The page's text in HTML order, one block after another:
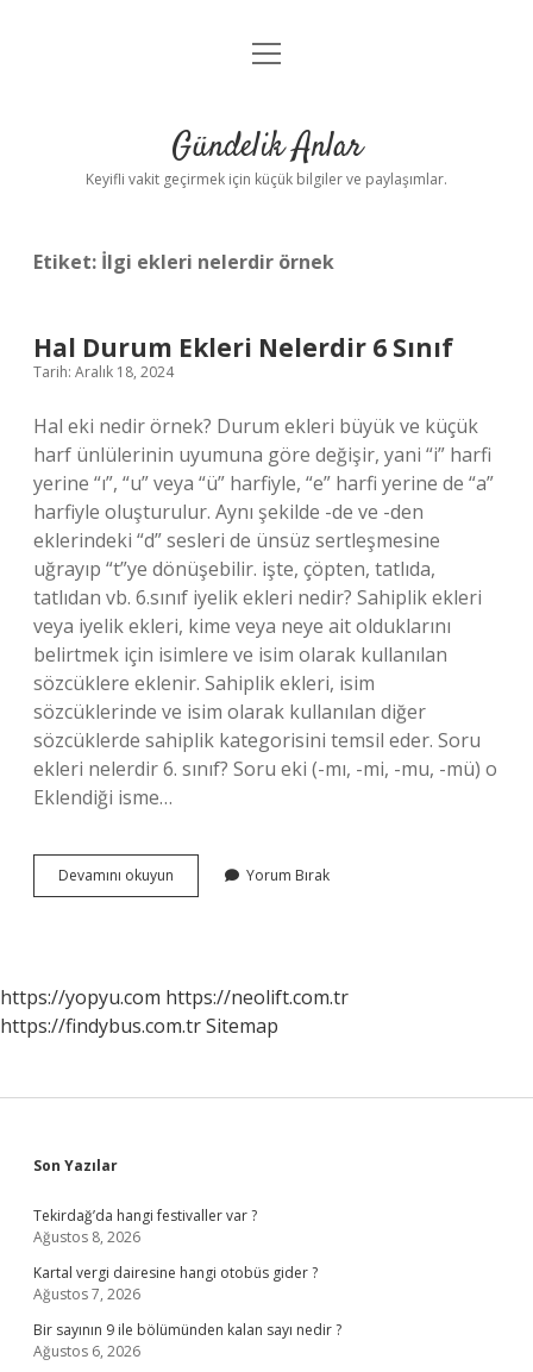
Anasayfa
Yasal Uyarı
menüyü
Gündelik Anlar
Keyifli vakit geçirmek için küçük bilgiler ve paylaşımlar.
Etiket: İlgi ekleri nelerdir örnek
Hal Durum Ekleri Nelerdir 6 Sınıf
Tarih: Aralık 18, 2024
Hal eki nedir örnek? Durum ekleri büyük ve küçük
harf ünlülerinin uyumuna göre değişir, yani “i” harfi
yerine “ı”, “u” veya “ü” harfiyle, “e” harfi yerine de “a”
harfiyle oluşturulur. Aynı şekilde -de ve -den
eklerindeki “d” sesleri de ünsüz sertleşmesine
uğrayıp “t”ye dönüşebilir. işte, çöpten, tatlıda,
tatlıdan vb. 6.sınıf iyelik ekleri nedir? Sahiplik ekleri
veya iyelik ekleri, kime veya neye ait olduklarını
belirtmek için isimlere ve isim olarak kullanılan
sözcüklere eklenir. Sahiplik ekleri, isim
sözcüklerinde ve isim olarak kullanılan diğer
sözcüklerde sahiplik kategorisini temsil eder. Soru
ekleri nelerdir 6. sınıf? Soru eki (-mı, -mi, -mu, -mü) o
Eklendiği isme…
Devamını okuyun
Durum
Yorum Bırak
https://yopyu.com https://neolift.com.tr
https://findybus.com.trSitemap
Sidebar
Son Yazılar
Tekirdağ’da hangi festivaller var ?
Ağustos 8, 2026
Kartal vergi dairesine hangi otobüs gider ?
Ağustos 7, 2026
Bir sayının 9 ile bölümünden kalan sayı nedir ?
Ağustos 6, 2026